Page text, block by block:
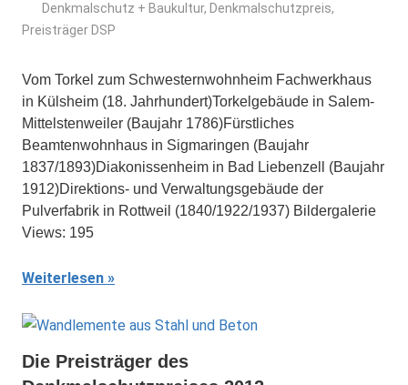
Denkmalschutz + Baukultur, Denkmalschutzpreis,
Preisträger DSP
Vom Torkel zum Schwesternwohnheim Fachwerkhaus
in Külsheim (18. Jahrhundert)Torkelgebäude in Salem-
Mittelstenweiler (Baujahr 1786)Fürstliches
Beamtenwohnhaus in Sigmaringen (Baujahr
1837/1893)Diakonissenheim in Bad Liebenzell (Baujahr
1912)Direktions- und Verwaltungsgebäude der
Pulverfabrik in Rottweil (1840/1922/1937) Bildergalerie
Views: 195
Weiterlesen
Die Preisträger des